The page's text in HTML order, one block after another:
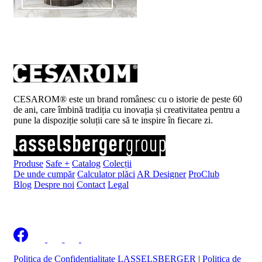
CESAROM® este un brand românesc cu o istorie de peste 60
de ani, care îmbină tradiția cu inovația și creativitatea pentru a
pune la dispoziție soluții care să te inspire în fiecare zi.
Produse Safe + Catalog Colecții
De unde cumpăr Calculator plăci AR Designer ProClub
Blog Despre noi Contact Legal
Politica de Confidențialitate LASSELSBERGER | Politica de